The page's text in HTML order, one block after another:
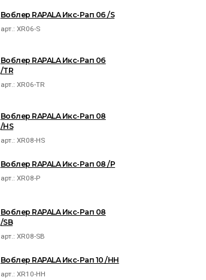
Воблер RAPALA Икс-Рап 06 /S
арт.: XR06-S
Воблер RAPALA Икс-Рап 06
/TR
арт.: XR06-TR
Воблер RAPALA Икс-Рап 08
/HS
арт.: XR08-HS
Воблер RAPALA Икс-Рап 08 /P
арт.: XR08-P
Воблер RAPALA Икс-Рап 08
/SB
арт.: XR08-SB
Воблер RAPALA Икс-Рап 10 /HH
арт.: XR10-HH